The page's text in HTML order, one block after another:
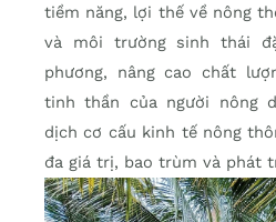
tiềm năng, lợi thế về nông
và môi trường sinh thái
phương, nâng cao chất
tinh thần của người nông
dịch cơ cấu kinh tế nông
đa giá trị, bao trùm và phát